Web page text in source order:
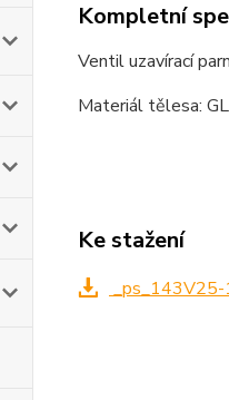
Kompletní
Ventil uzavírací
Materiál tělesa:
Ke stažení